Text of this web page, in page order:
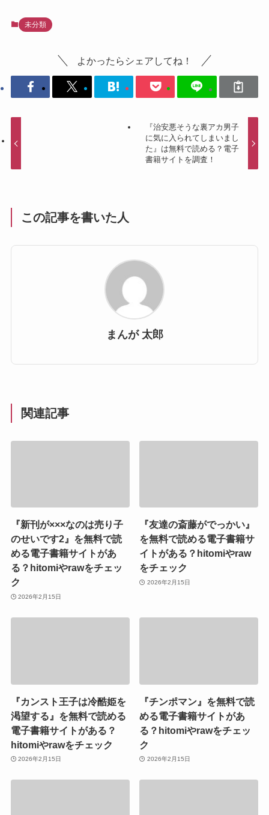
未分類
よかったらシェアしてね！
『治安悪そうな裏アカ男子
に気に入られてしまいまし
た』は無料で読める？電子
書籍サイトを調査！
この記事を書いた人
まんが 太郎
関連記事
『新刊が×××なのは売り子
のせいです2』を無料で読
める電子書籍サイトがあ
る？hitomiやrawをチェッ
ク
2026年2月15日
『友達の斎藤がでっかい』
を無料で読める電子書籍サ
イトがある？hitomiやraw
をチェック
2026年2月15日
『カンスト王子は冷酷姫を
渇望する』を無料で読める
電子書籍サイトがある？
hitomiやrawをチェック
2026年2月15日
『チンポマン』を無料で読
める電子書籍サイトがあ
る？hitomiやrawをチェッ
ク
2026年2月15日